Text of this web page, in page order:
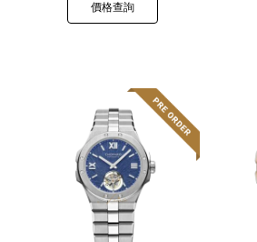
價格查詢